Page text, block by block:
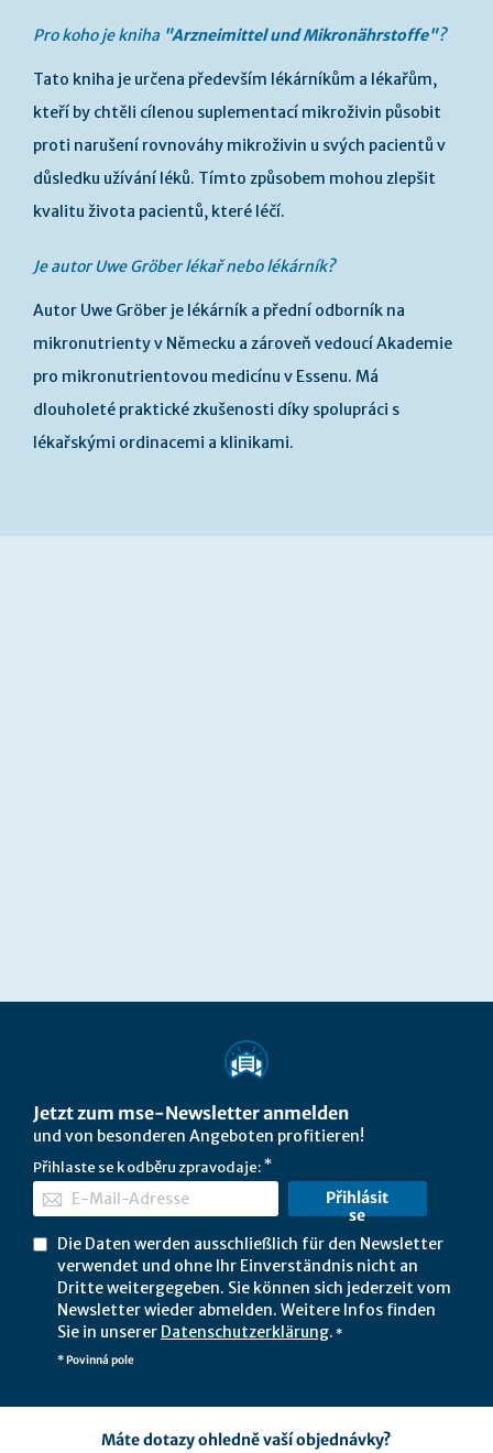
Pro koho je kniha "Arzneimittel und Mikronährstoffe"?
Tato kniha je určena především lékárníkům a lékařům,
kteří by chtěli cílenou suplementací mikroživin působit
proti narušení rovnováhy mikroživin u svých pacientů v
důsledku užívání léků. Tímto způsobem mohou zlepšit
kvalitu života pacientů, které léčí.
Je autor Uwe Gröber lékař nebo lékárník?
Autor Uwe Gröber je lékárník a přední odborník na
mikronutrienty v Německu a zároveň vedoucí Akademie
pro mikronutrientovou medicínu v Essenu. Má
dlouholeté praktické zkušenosti díky spolupráci s
lékařskými ordinacemi a klinikami.
Jetzt zum mse-Newsletter anmelden
und von besonderen Angeboten profitieren!
Přihlaste se k odběru zpravodaje:
Přihlásit
se
Die Daten werden ausschließlich für den Newsletter
verwendet und ohne Ihr Einverständnis nicht an
Dritte weitergegeben. Sie können sich jederzeit vom
Newsletter wieder abmelden. Weitere Infos finden
Sie in unserer Datenschutzerklärung. *
* Povinná pole
Máte dotazy ohledně vaší objednávky?